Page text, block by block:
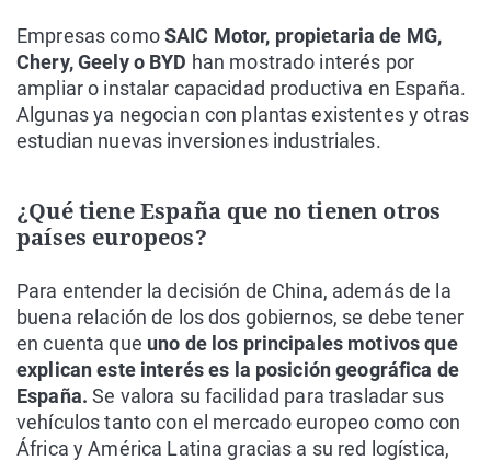
Empresas comoSAIC Motor, propietaria de MG,
Chery, Geely o BYD han mostrado interés por
ampliar o instalar capacidad productiva en España.
Algunas ya negocian con plantas existentes y otras
estudian nuevas inversiones industriales.
¿Qué tiene España que no tienen otros
países europeos?
Para entender la decisión de China, además de la
buena relación de los dos gobiernos, se debe tener
en cuenta que uno de los principales motivos que
explican este interés es la posición geográfica de
España. Se valora su facilidad para trasladar sus
vehículos tanto con el mercado europeo como con
África y América Latina gracias a su red logística,